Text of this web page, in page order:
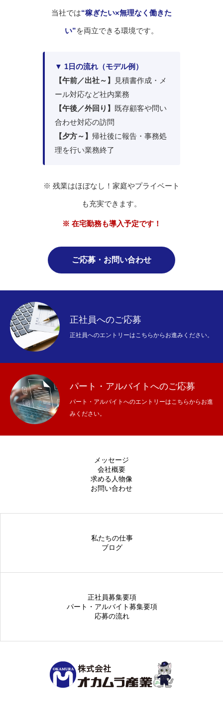
当社では“稼ぎたい×無理なく働きた
い”を両立できる環境です。
▼ 1日の流れ（モデル例）
【午前／出社～】
見積書作成・メ
ール対応など社内業務
【午後／外回り】 既存顧客や問い
合わせ対応の訪問
【夕方～】 帰社後に報告・事務処
理を行い業務終了
※ 残業はほぼなし！家庭やプライベート
も充実できます。
※ 在宅勤務も導入予定です！
ご応募・お問い合わせ
正社員へのご応募
正社員へのエントリーはこちらからお進みください。
パート・アルバイトへのご応募
パート・アルバイトへのエントリーはこちらからお進
みください。
メッセージ
会社概要
求める人物像
お問い合わせ
私たちの仕事
ブログ
正社員募集要項
パート・アルバイト募集要項
応募の流れ